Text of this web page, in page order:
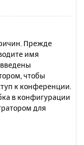
Прежде
имя
чтобы
к конференции.
в конфигурации
для